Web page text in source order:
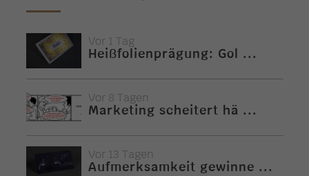
Vor 1 Tag
Heißfolienprägung: Gol ...
Vor 8 Tagen
Marketing scheitert hä ...
Vor 13 Tagen
Aufmerksamkeit gewinne ...